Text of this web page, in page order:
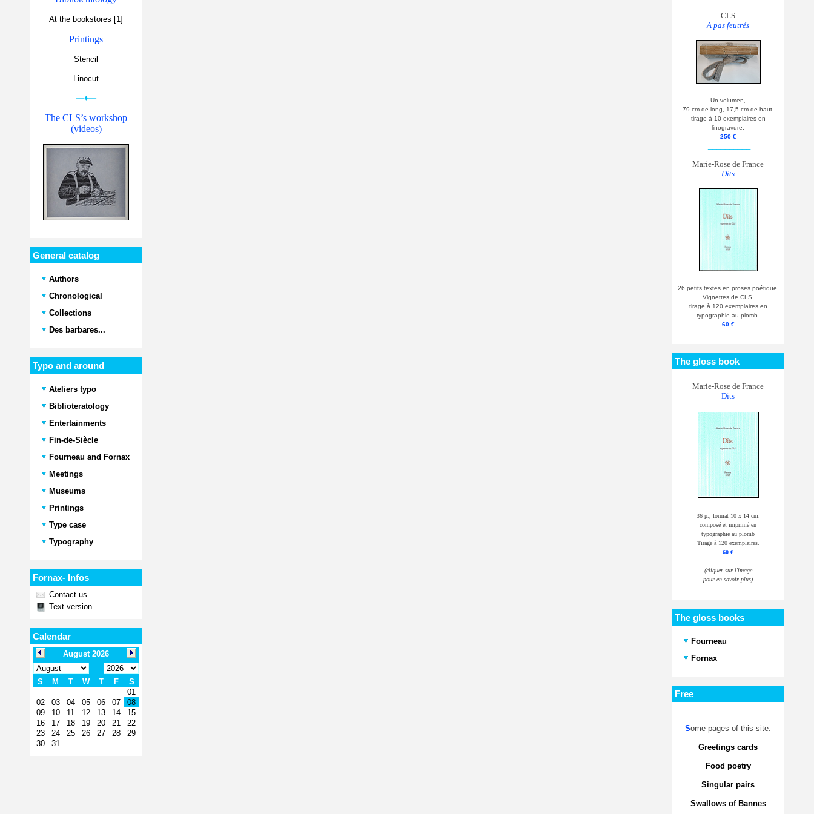
At the bookstores [1]
Printings
Stencil
Linocut
—♦—
The CLS’s workshop
(videos)
General catalog
Authors
Chronological
Collections
Des barbares...
Typo and around
Ateliers typo
Biblioteratology
Entertainments
Fin-de-Siècle
Fourneau and Fornax
Meetings
Museums
Printings
Type case
Typography
Fornax- Infos
Contact us
Text version
Calendar
CLS
A pas feutrés
Un volumen,
79 cm de long, 17,5 cm de haut.
tirage à 10 exemplaires en
linogravure.
250 €
Marie-Rose de France
Dits
26 petits textes en proses poétique.
Vignettes de CLS.
tirage à 120 exemplaires en
typographie au plomb.
60 €
The gloss book
Marie-Rose de France
Dits
36 p., format 10 x 14 cm.
composé et imprimé en
typographie au plomb
Tirage à 120 exemplaires.
60 €
(cliquer sur l'image
pour en savoir plus)
The gloss books
Fourneau
Fornax
Free
Some pages of this site:
Greetings cards
Food poetry
Singular pairs
Swallows of Bannes